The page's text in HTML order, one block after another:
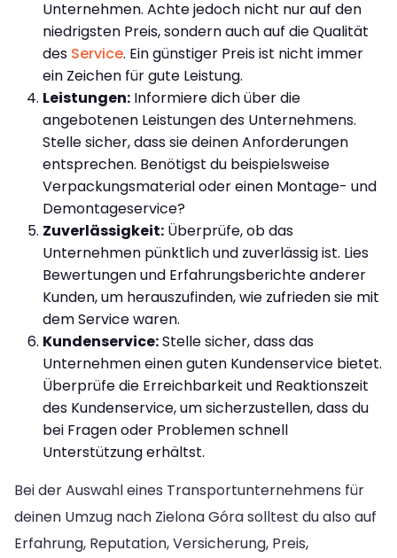
Unternehmen. Achte jedoch nicht nur auf den
niedrigsten Preis, sondern auch auf die Qualität
des Service. Ein günstiger Preis ist nicht immer
ein Zeichen für gute Leistung.
Leistungen: Informiere dich über die
angebotenen Leistungen des Unternehmens.
Stelle sicher, dass sie deinen Anforderungen
entsprechen. Benötigst du beispielsweise
Verpackungsmaterial oder einen Montage- und
Demontageservice?
Zuverlässigkeit: Überprüfe, ob das
Unternehmen pünktlich und zuverlässig ist. Lies
Bewertungen und Erfahrungsberichte anderer
Kunden, um herauszufinden, wie zufrieden sie mit
dem Service waren.
Kundenservice:Stelle sicher, dass das
Unternehmen einen guten Kundenservice bietet.
Überprüfe die Erreichbarkeit und Reaktionszeit
des Kundenservice, um sicherzustellen, dass du
bei Fragen oder Problemen schnell
Unterstützung erhältst.
Bei der Auswahl eines Transportunternehmens für
deinen Umzug nach Zielona Góra solltest du also auf
Erfahrung, Reputation, Versicherung, Preis,